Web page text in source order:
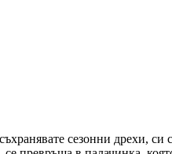
сезонни дрехи,